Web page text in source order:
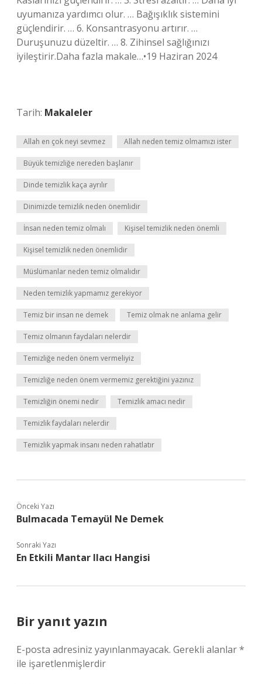
uyumanıza yardımcı olur. … Bağışıklık sistemini
güçlendirir. … 6. Konsantrasyonu artırır. …
Duruşunuzu düzeltir. … 8. Zihinsel sağlığınızı
iyileştirir.Daha fazla makale…•19 Haziran 2024
Tarih: Makaleler
Allah en çok neyi sevmez Allah neden temiz olmamızı ister
Büyük temizliğe nereden başlanır
Dinde temizlik kaça ayrılır
Dinimizde temizlik neden önemlidir
İnsan neden temiz olmalı Kişisel temizlik neden önemli
Kişisel temizlik neden önemlidir
Müslümanlar neden temiz olmalıdır
Neden temizlik yapmamız gerekiyor
Temiz bir insan ne demek Temiz olmak ne anlama gelir
Temiz olmanın faydaları nelerdir
Temizliğe neden önem vermeliyiz
Temizliğe neden önem vermemiz gerektiğini yazınız
Temizliğin önemi nedir Temizlik amacı nedir
Temizlik faydaları nelerdir
Temizlik yapmak insanı neden rahatlatır
Önceki Yazı
Bulmacada Temayül Ne Demek
Sonraki Yazı
En Etkili Mantar Ilacı Hangisi
Bir yanıt yazın
E-posta adresiniz yayınlanmayacak. Gerekli alanlar*
ile işaretlenmişlerdir